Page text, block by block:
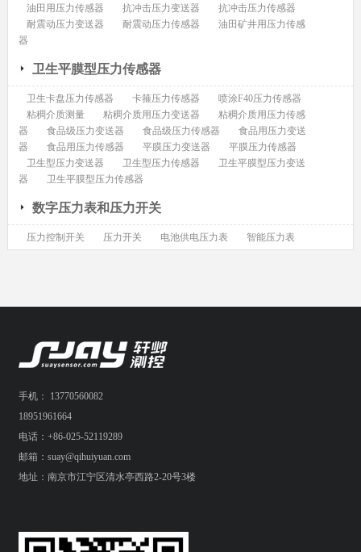
油田用压力传感器
抗冲击压力变送器
抗冲击压力传感器
耐震动压力变送器
耐震动压力传感器
油田矿井用压力传感
器
卫生平膜型压力传感器
卫生卡盘压力传感器 卡箍压力传感器
喷涂F40压力传感器
粘稠介质测量
粘稠介质用压力变送器
粘稠介质用压力传感
器
食品级压力变送器 食品级压力传感器
食品用压力变送
器
食品用压力传感器 平膜压力变送器
平膜压力传感器
卫生型压力变送器
卫生型压力传感器
卫生平膜型压力变送
器
卫生平膜型压力传感器
数字压力表和压力开关
压力控制开关 压力开关 电池供电压力表 智能压力表
手机： 13770560082
18951961664
电话：+86-025-52119289
邮箱：suay@qihuiyuan.com
地址：南京市江宁区清水亭西路2-20号3楼